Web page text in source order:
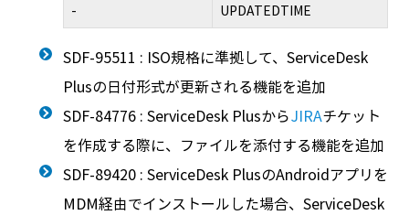
-
UPDATEDTIME
SDF-95511 : ISO規格に準拠して、ServiceDesk
Plusの日付形式が更新される機能を追加
SDF-84776 : ServiceDesk PlusからJIRAチケット
を作成する際に、ファイルを添付する機能を追加
SDF-89420 : ServiceDesk PlusのAndroidアプリを
MDM経由でインストールした場合、ServiceDesk